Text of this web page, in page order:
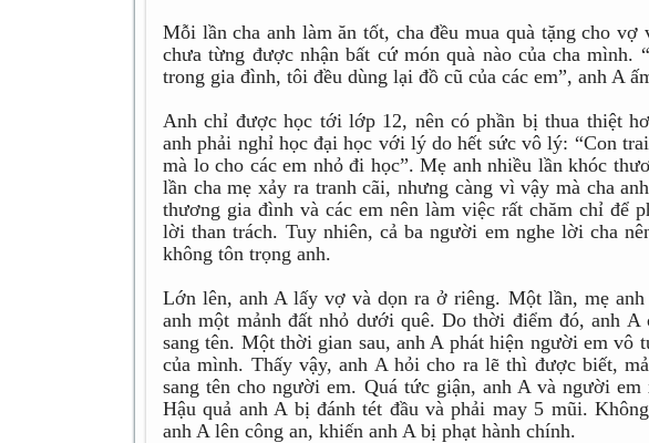
Mỗi lần cha anh làm ăn tốt, cha đều mua quà tặng cho
chưa từng được nhận bất cứ món quà nào của cha mình.
trong gia đình, tôi đều dùng lại đồ cũ của các em”, anh A
Anh chỉ được học tới lớp 12, nên có phần bị thua thiệt
anh phải nghỉ học đại học với lý do hết sức vô lý: “Con
mà lo cho các em nhỏ đi học”. Mẹ anh nhiều lần khóc
lần cha mẹ xảy ra tranh cãi, nhưng càng vì vậy mà cha
thương gia đình và các em nên làm việc rất chăm chỉ để
lời than trách. Tuy nhiên, cả ba người em nghe lời cha
không tôn trọng anh.
Lớn lên, anh A lấy vợ và dọn ra ở riêng. Một lần, mẹ anh
anh một mảnh đất nhỏ dưới quê. Do thời điểm đó, anh A
sang tên. Một thời gian sau, anh A phát hiện người em vô
của mình. Thấy vậy, anh A hỏi cho ra lẽ thì được biết,
sang tên cho người em. Quá tức giận, anh A và người
Hậu quả anh A bị đánh tét đầu và phải may 5 mũi.
anh A lên công an, khiến anh A bị phạt hành chính.